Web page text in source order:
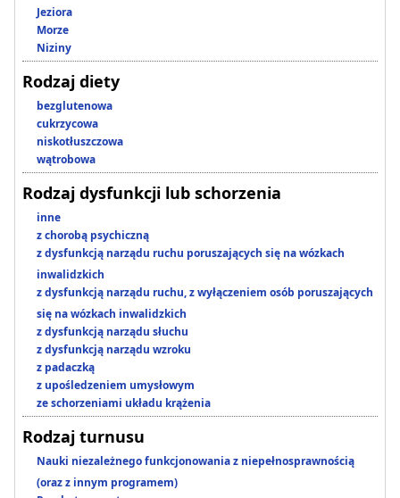
Jeziora
Morze
Niziny
Rodzaj diety
bezglutenowa
cukrzycowa
niskotłuszczowa
wątrobowa
Rodzaj dysfunkcji lub schorzenia
inne
z chorobą psychiczną
z dysfunkcją narządu ruchu poruszających się na wózkach
inwalidzkich
z dysfunkcją narządu ruchu, z wyłączeniem osób poruszających
się na wózkach inwalidzkich
z dysfunkcją narządu słuchu
z dysfunkcją narządu wzroku
z padaczką
z upośledzeniem umysłowym
ze schorzeniami układu krążenia
Rodzaj turnusu
Nauki niezależnego funkcjonowania z niepełnosprawnością
(oraz z innym programem)